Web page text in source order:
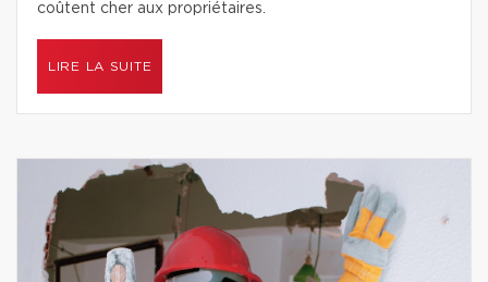
coûtent cher aux propriétaires.
LIRE LA SUITE